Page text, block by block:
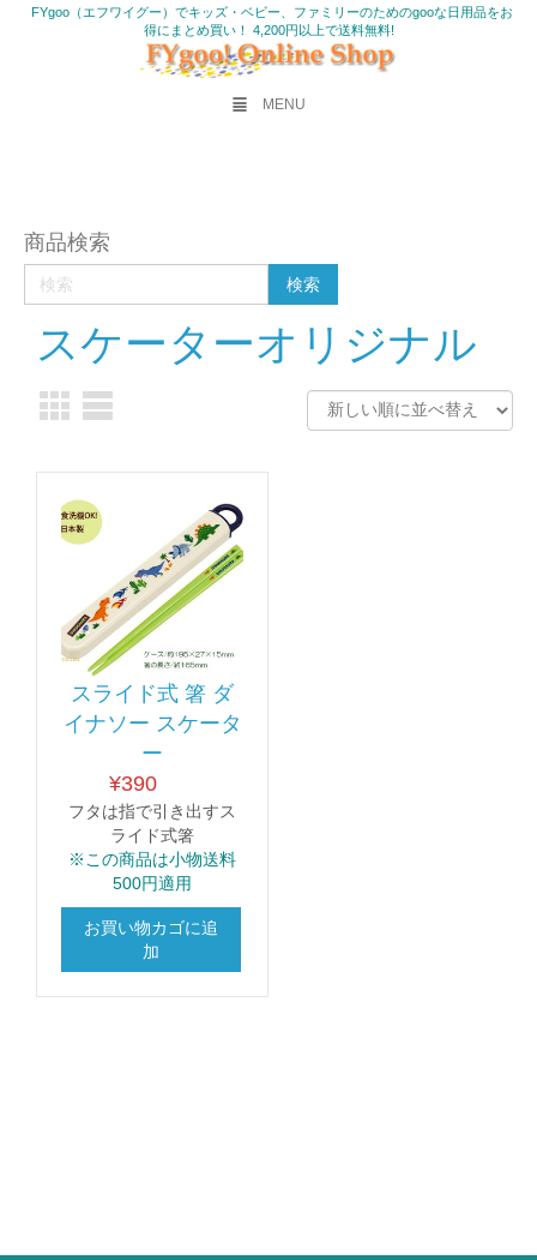
FYgoo（エフワイグー）でキッズ・ベビー、ファミリーのためのgooな日用品をお
得にまとめ買い！ 4,200円以上で送料無料!
MENU
商品検索
スケーターオリジナル
スライド式 箸 ダ
イナソー スケータ
ー
¥390
フタは指で引き出すス
ライド式箸
※この商品は小物送料
500円適用
お買い物カゴに追
加